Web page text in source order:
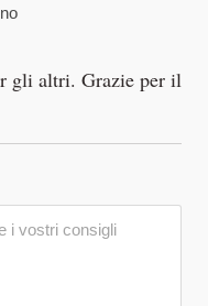
gli altri. Grazie per il